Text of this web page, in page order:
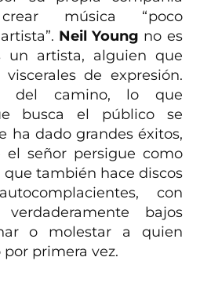
música “poco
Neil Young no es
un artista, alguien que
de expresión.
del camino, lo que
busca el público se
ha dado grandes éxitos,
señor persigue como
que también hace discos
con
bajos
o molestar a quien
primera vez.